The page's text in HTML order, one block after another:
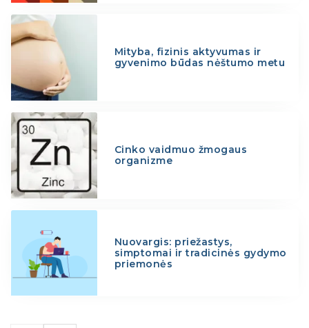
Mityba, fizinis aktyvumas ir
gyvenimo būdas nėštumo metu
Cinko vaidmuo žmogaus
organizme
Nuovargis: priežastys,
simptomai ir tradicinės gydymo
priemonės